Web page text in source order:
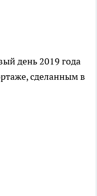
день 2019 года
сделанным в